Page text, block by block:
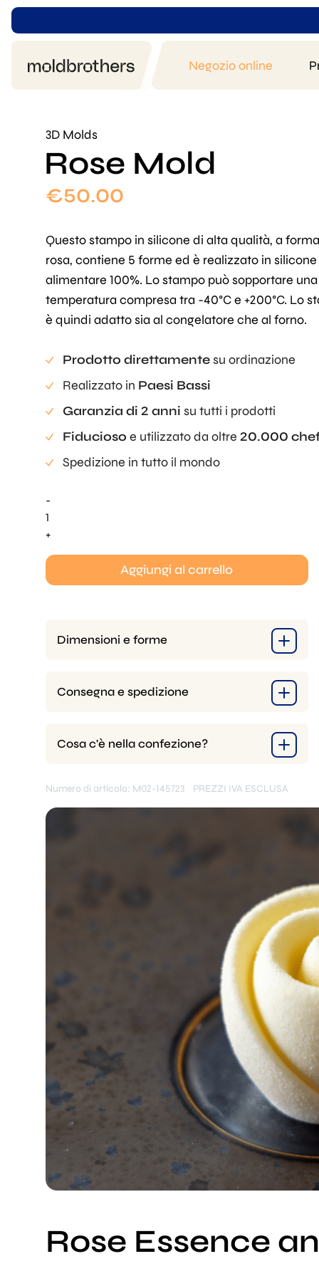
Negozio online
3D Molds
Rose Mold
€50.00
Questo stampo in silicone di alta qualità, a
rosa, contiene 5 forme ed è realizzato in silicone
alimentare 100%. Lo stampo può sopportare una
temperatura compresa tra -40°C e +200°C. Lo
è quindi adatto sia al congelatore che al forno.
Prodotto direttamentesu ordinazione
Realizzato in Paesi Bassi
Garanzia di 2 anni su tutti i prodotti
Fiducioso e utilizzato da oltre 20.000
Spedizione in tutto il mondo
-
Rosa
Mold
+
Aggiungi al carrello
Dimensioni e forme
Consegna e spedizione
Cosa c'è nella confezione?
Numero di articolo: M02-145723 PREZZI IVA ESCLUSA
Rose Essence